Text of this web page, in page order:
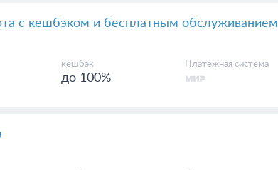
с кешбэком и бесплатным обслуживанием
кешбэк
до 100%
Платежная система